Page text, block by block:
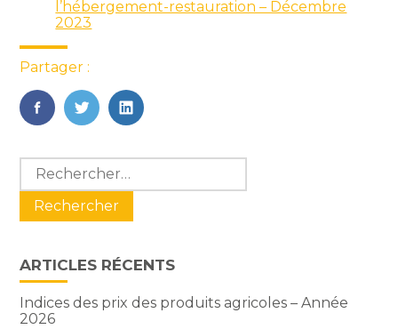
l’hébergement-restauration – Décembre
2023
Partager :
FaceBook
TwitterLinkedIn
Blog
sidebar
Rechercher :
ARTICLES RÉCENTS
Indices des prix des produits agricoles – Année
2026